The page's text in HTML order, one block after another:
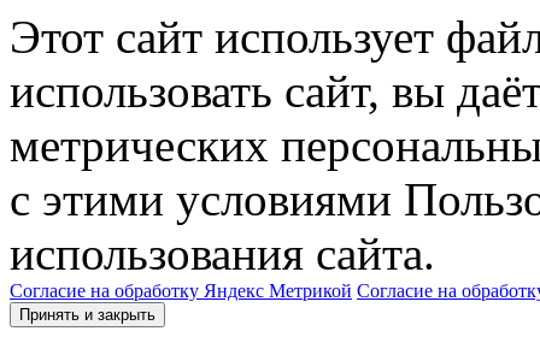
Этот сайт использует
использовать сайт, вы
метрических
с этими условиями
использования сайта.
Согласие на обработку Яндекс Метрикой Согласие на
Принять и закрыть